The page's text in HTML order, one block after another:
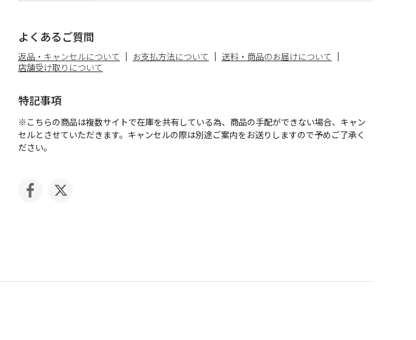
よくあるご質問
返品・キャンセルについて お支払方法について
送料・商品のお届けについて
店舗受け取りについて
特記事項
※こちらの商品は複数サイトで在庫を共有している為、商品の手配ができない場合、キャン
セルとさせていただきます。キャンセルの際は別途ご案内をお送りしますので予めご了承く
ださい。